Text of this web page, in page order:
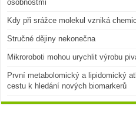
osobnostmi
Kdy při srážce molekul vzniká
Stručné dějiny nekonečna
Mikroroboti mohou urychlit výrobu
První metabolomický a lipidomický
cestu k hledání nových biomarkerů